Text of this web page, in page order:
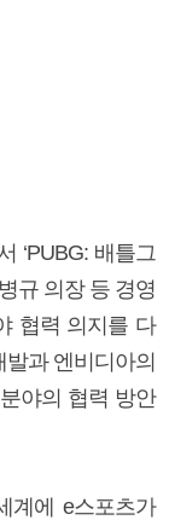
‘PUBG: 배틀그
규 의장 등 경영
협력 의지를 다
발과 엔비디아의
야의 협력 방안
계에 e스포츠가